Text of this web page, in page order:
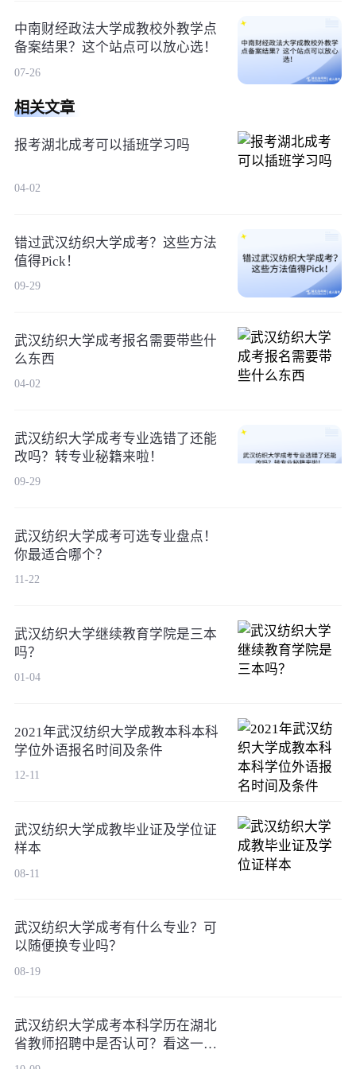
中南财经政法大学成教校外教学点
备案结果？这个站点可以放心选！
07-26
相关文章
报考湖北成考可以插班学习吗
04-02
错过武汉纺织大学成考？这些方法
值得Pick！
09-29
武汉纺织大学成考报名需要带些什
么东西
04-02
武汉纺织大学成考专业选错了还能
改吗？转专业秘籍来啦！
09-29
武汉纺织大学成考可选专业盘点！
你最适合哪个？
11-22
武汉纺织大学继续教育学院是三本
吗？
01-04
2021年武汉纺织大学成教本科本科
学位外语报名时间及条件
12-11
武汉纺织大学成教毕业证及学位证
样本
08-11
武汉纺织大学成考有什么专业？可
以随便换专业吗？
08-19
武汉纺织大学成考本科学历在湖北
省教师招聘中是否认可？看这一篇
就够了